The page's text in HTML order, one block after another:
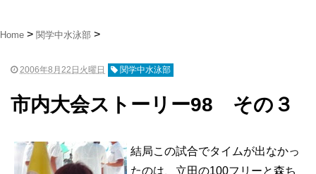
Home 関学中水泳部
2006年8月22日火曜日 関学中水泳部
市内大会ストーリー98 その３
結局この試合でタイムが出なかっ
たのは、立田の100フリーと森ち